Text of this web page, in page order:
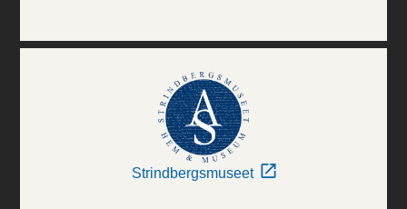
Strindbergsmuseet